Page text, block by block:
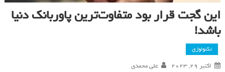
این گجت قرار بود متفاوت‌ترین پاوربانک دنیا
باشد!
تکنولوژی
اکتبر 29, 2023 علی محمدی